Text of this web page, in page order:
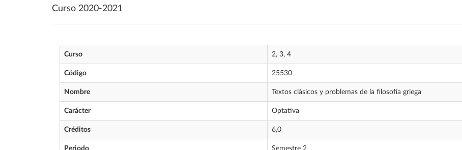
Curso 2020-2021
Curso 2, 3, 4
Código 25530
Nombre Textos clásicos y problemas de la filosofía griega
Carácter Optativa
Créditos 6,0
Periodo Semestre 2